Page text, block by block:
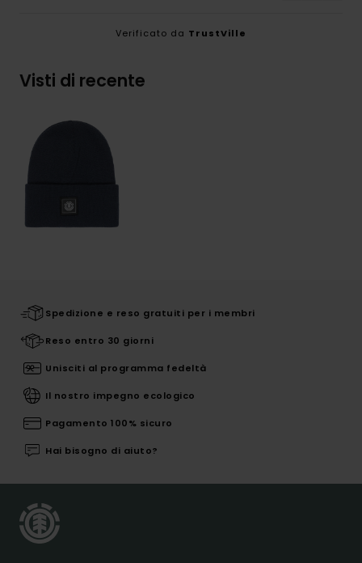
Verificato da TrustVille
Visti di recente
Spedizione e reso gratuiti per i membri
Reso entro 30 giorni
Unisciti al programma fedeltà
Il nostro impegno ecologico
Pagamento 100% sicuro
Hai bisogno di aiuto?